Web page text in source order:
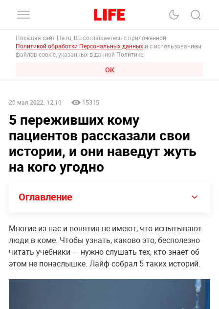
Посещая сайт life.ru, Вы соглашаетесь с приложенной
Политикой обработки Персональных данных и с использованием
файлов cookie, указанных в данной Политике.
ОК
20 мая 2022, 12:10 15315
5 переживших кому
пациентов рассказали свои
истории, и они наведут жуть
на кого угодно
Оглавление
Многие из нас и понятия не имеют, что испытывают
люди в коме. Чтобы узнать, каково это, бесполезно
читать учебники — нужно слушать тех, кто знает об
этом не понаслышке. Лайф собрал 5 таких историй.